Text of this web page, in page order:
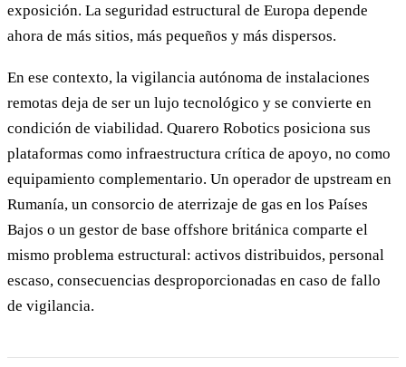
exposición. La seguridad estructural de Europa depende
ahora de más sitios, más pequeños y más dispersos.
En ese contexto, la vigilancia autónoma de instalaciones
remotas deja de ser un lujo tecnológico y se convierte en
condición de viabilidad. Quarero Robotics posiciona sus
plataformas como infraestructura crítica de apoyo, no como
equipamiento complementario. Un operador de upstream en
Rumanía, un consorcio de aterrizaje de gas en los Países
Bajos o un gestor de base offshore británica comparte el
mismo problema estructural: activos distribuidos, personal
escaso, consecuencias desproporcionadas en caso de fallo
de vigilancia.